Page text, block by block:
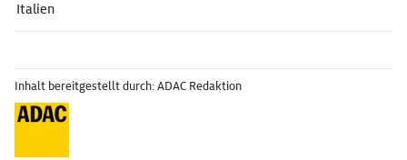
Italien
Inhalt bereitgestellt durch: ADAC Redaktion